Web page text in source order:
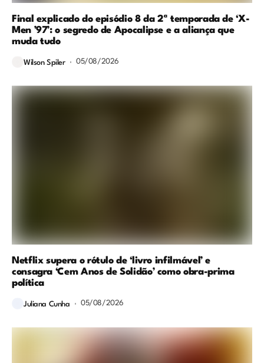
Final explicado do episódio 8 da 2ª temporada de ‘X-
Men ’97’: o segredo de Apocalipse e a aliança que
muda tudo
Wilson Spiler 05/08/2026
Netflix supera o rótulo de ‘livro infilmável’ e
consagra ‘Cem Anos de Solidão’ como obra-prima
política
Juliana Cunha 05/08/2026